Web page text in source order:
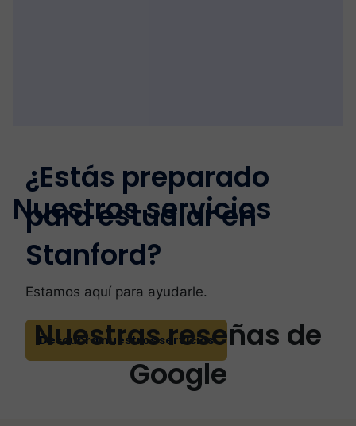
¿Estás preparado
para estudiar en
Stanford?
Estamos aquí para ayudarle.
Descubra nuestros servicios
Nuestros servicios
Nuestras reseñas de
Google